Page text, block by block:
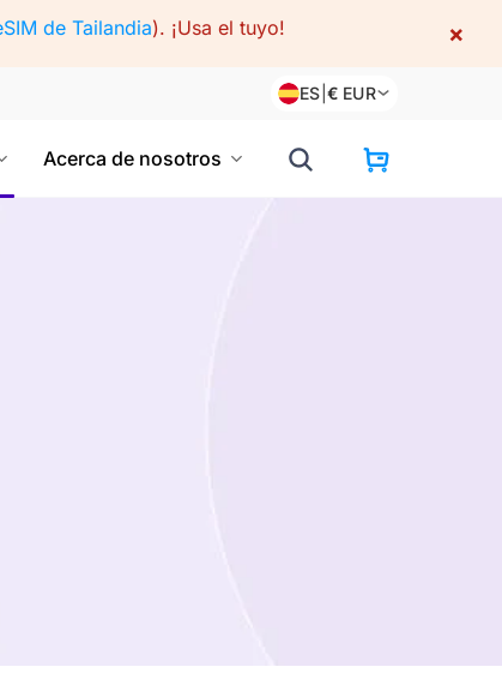
de Tailandia). ¡Usa el tuyo! ×
ES |€ EUR
Acerca de nosotros